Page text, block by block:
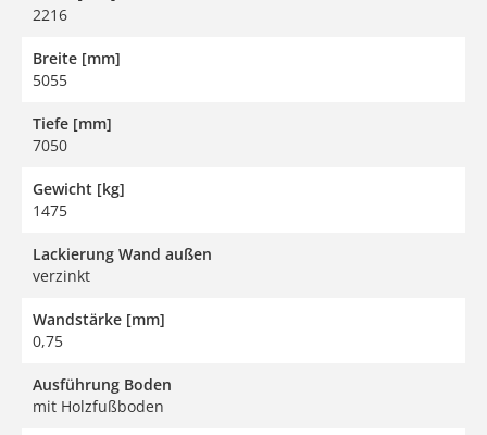
2216
Breite [mm]
5055
Tiefe [mm]
7050
Gewicht [kg]
1475
Lackierung Wand außen
verzinkt
Wandstärke [mm]
0,75
Ausführung Boden
mit Holzfußboden